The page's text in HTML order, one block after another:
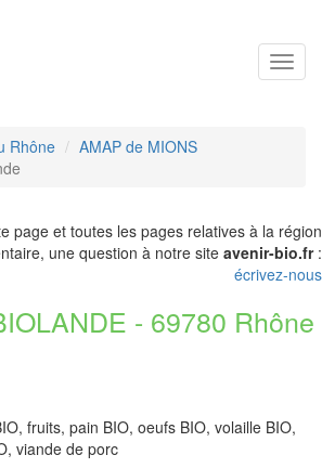
Rhône
AMAP de MIONS
page et toutes les pages relatives à la région
une question à notre site avenir-bio.fr:
écrivez-nous
- 69780 Rhône
fruits, pain BIO, oeufs BIO, volaille BIO,
viande de porc